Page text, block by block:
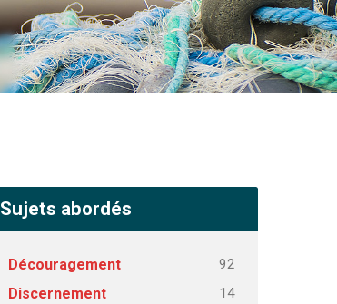
Sujets abordés
Découragement 92
Discernement 14